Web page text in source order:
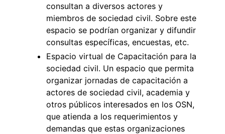
consultan a diversos actores y
miembros de sociedad civil. Sobre este
espacio se podrían organizar y difundir
consultas específicas, encuestas, etc.
Espacio virtual de Capacitación para la
sociedad civil. Un espacio que permita
organizar jornadas de capacitación a
actores de sociedad civil, academia y
otros públicos interesados en los OSN,
que atienda a los requerimientos y
demandas que estas organizaciones